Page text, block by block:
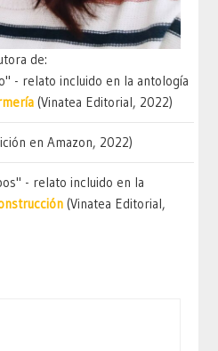
de:
- relato incluido en la antología
(Vinatea Editorial, 2022)
en Amazon, 2022)
- relato incluido en la
(Vinatea Editorial,